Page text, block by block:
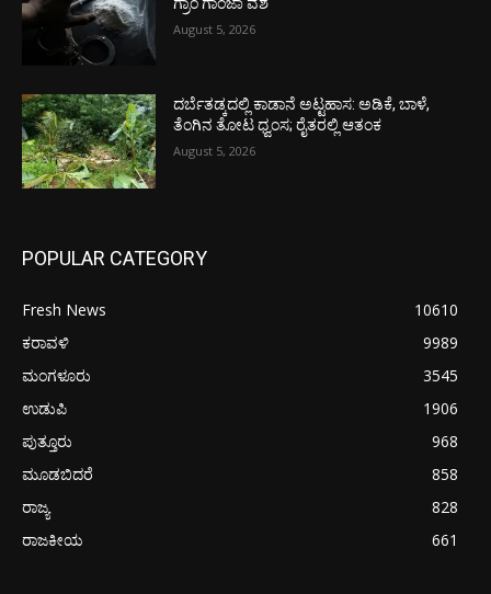
August 5, 2026
ದರ್ಬೆತಡ್ಕದಲ್ಲಿ ಕಾಡಾನೆ ಅಟ್ಟಹಾಸ: ಅಡಿಕೆ, ಬಾಳೆ,
ತೆಂಗಿನ ತೋಟ ಧ್ವಂಸ; ರೈತರಲ್ಲಿ ಆತಂಕ
August 5, 2026
POPULAR CATEGORY
Fresh News
10610
ಕರಾವಳಿ
9989
ಮಂಗಳೂರು
3545
ಉಡುಪಿ
1906
ಪುತ್ತೂರು
968
ಮೂಡಬಿದರೆ
858
ರಾಜ್ಯ
828
ರಾಜಕೀಯ
661